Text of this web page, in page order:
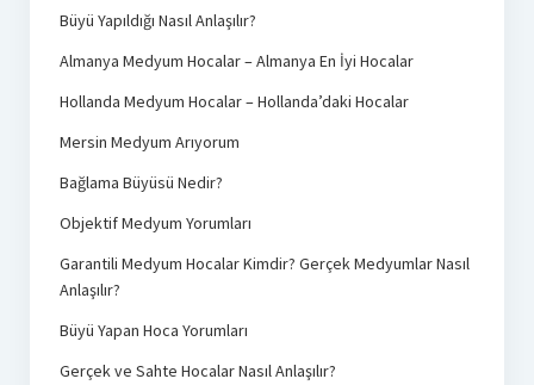
Büyü Yapıldığı Nasıl Anlaşılır?
Almanya Medyum Hocalar – Almanya En İyi Hocalar
Hollanda Medyum Hocalar – Hollanda’daki Hocalar
Mersin Medyum Arıyorum
Bağlama Büyüsü Nedir?
Objektif Medyum Yorumları
Garantili Medyum Hocalar Kimdir? Gerçek Medyumlar Nasıl
Anlaşılır?
Büyü Yapan Hoca Yorumları
Gerçek ve Sahte Hocalar Nasıl Anlaşılır?